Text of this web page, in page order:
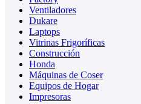
Ventiladores
Dukare
Laptops
Vitrinas Frigoríficas
Construcción
Honda
Máquinas de Coser
Equipos de Hogar
Impresoras